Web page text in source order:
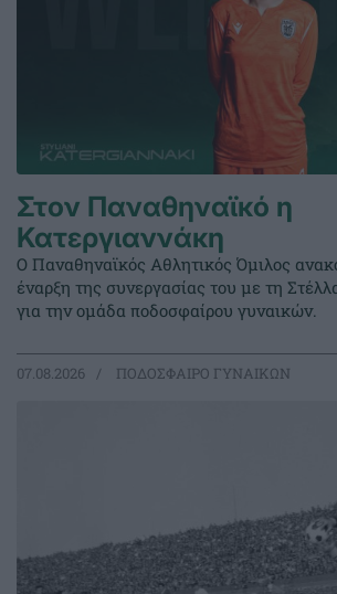
Στον Παναθηναϊκό η
Κατεργιαννάκη
Ο Παναθηναϊκός Αθλητικός Όμιλος
έναρξη της συνεργασίας του με τη
για την ομάδα ποδοσφαίρου γυναικών.
07.08.2026 ΠΟΔΟΣΦΑΙΡΟ ΓΥΝΑΙΚΩΝ